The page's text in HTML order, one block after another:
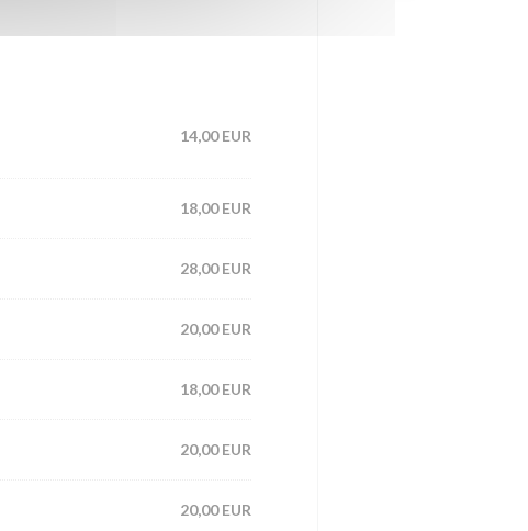
14,00 EUR
18,00 EUR
28,00 EUR
20,00 EUR
18,00 EUR
20,00 EUR
20,00 EUR